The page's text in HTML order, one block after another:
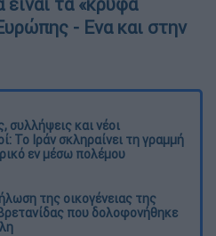
- Ενα και στην
συλλήψεις και νέοι
Το Ιράν σκληραίνει τη γραμμή
εν μέσω πολέμου
της οικογένειας της
που δολοφονήθηκε